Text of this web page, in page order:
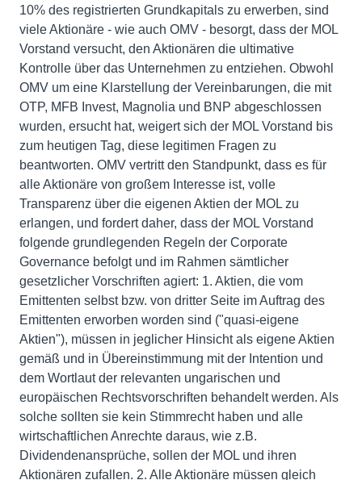
10% des registrierten Grundkapitals zu erwerben, sind
viele Aktionäre - wie auch OMV - besorgt, dass der MOL
Vorstand versucht, den Aktionären die ultimative
Kontrolle über das Unternehmen zu entziehen. Obwohl
OMV um eine Klarstellung der Vereinbarungen, die mit
OTP, MFB Invest, Magnolia und BNP abgeschlossen
wurden, ersucht hat, weigert sich der MOL Vorstand bis
zum heutigen Tag, diese legitimen Fragen zu
beantworten. OMV vertritt den Standpunkt, dass es für
alle Aktionäre von großem Interesse ist, volle
Transparenz über die eigenen Aktien der MOL zu
erlangen, und fordert daher, dass der MOL Vorstand
folgende grundlegenden Regeln der Corporate
Governance befolgt und im Rahmen sämtlicher
gesetzlicher Vorschriften agiert: 1. Aktien, die vom
Emittenten selbst bzw. von dritter Seite im Auftrag des
Emittenten erworben worden sind ("quasi-eigene
Aktien"), müssen in jeglicher Hinsicht als eigene Aktien
gemäß und in Übereinstimmung mit der Intention und
dem Wortlaut der relevanten ungarischen und
europäischen Rechtsvorschriften behandelt werden. Als
solche sollten sie kein Stimmrecht haben und alle
wirtschaftlichen Anrechte daraus, wie z.B.
Dividendenansprüche, sollen der MOL und ihren
Aktionären zufallen. 2. Alle Aktionäre müssen gleich